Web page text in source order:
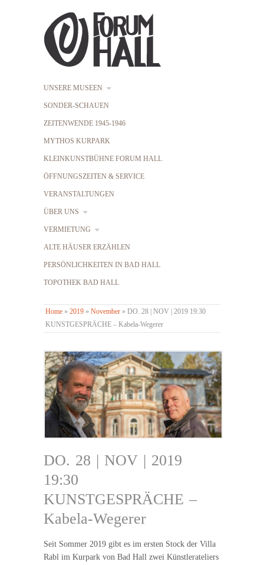
UNSERE MUSEEN
SONDER-SCHAUEN
ZEITENWENDE 1945-1946
MYTHOS KURPARK
KLEINKUNSTBÜHNE FORUM HALL
ÖFFNUNGSZEITEN & SERVICE
VERANSTALTUNGEN
ÜBER UNS
VERMIETUNG
ALTE HÄUSER ERZÄHLEN
PERSÖNLICHKEITEN IN BAD HALL
TOPOTHEK BAD HALL
Home » 2019 » November » DO. 28 | NOV | 2019 19:30
KUNSTGESPRÄCHE – Kabela-Wegerer
DO. 28 | NOV | 2019
19:30
KUNSTGESPRÄCHE –
Kabela-Wegerer
Seit Sommer 2019 gibt es im ersten Stock der Villa
Rabl im Kurpark von Bad Hall zwei Künstlerateliers